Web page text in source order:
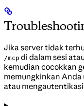
Jika server tidak
/mcp di dalam sesi
kemudian cocokkan
memungkinkan
atau